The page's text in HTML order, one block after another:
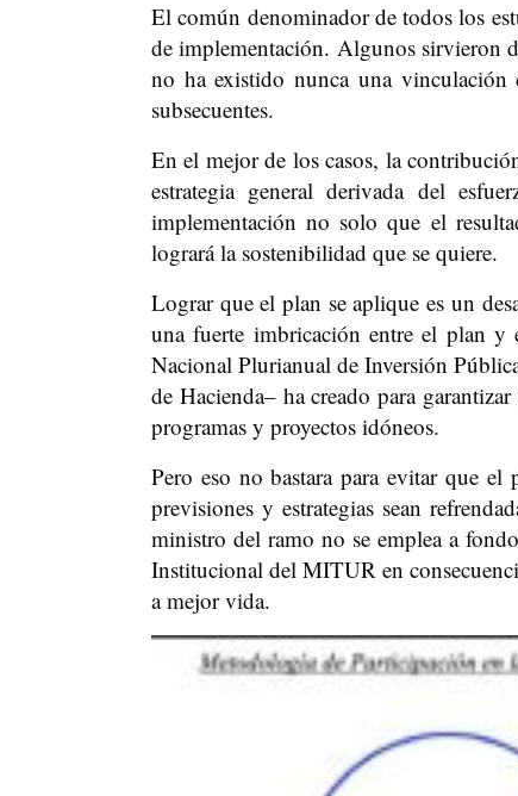
El común denominador de todos los
de implementación. Algunos sirvieron
no ha existido nunca una vinculación
subsecuentes.
En el mejor de los casos, la
estrategia general derivada del
implementación no solo que el
logrará la sostenibilidad que se quiere.
Lograr que el plan se aplique es un
una fuerte imbricación entre el plan
Nacional Plurianual de Inversión
de Hacienda– ha creado para
programas y proyectos idóneos.
Pero eso no bastara para evitar que el
previsiones y estrategias sean
ministro del ramo no se emplea a
Institucional del MITUR en
a mejor vida.